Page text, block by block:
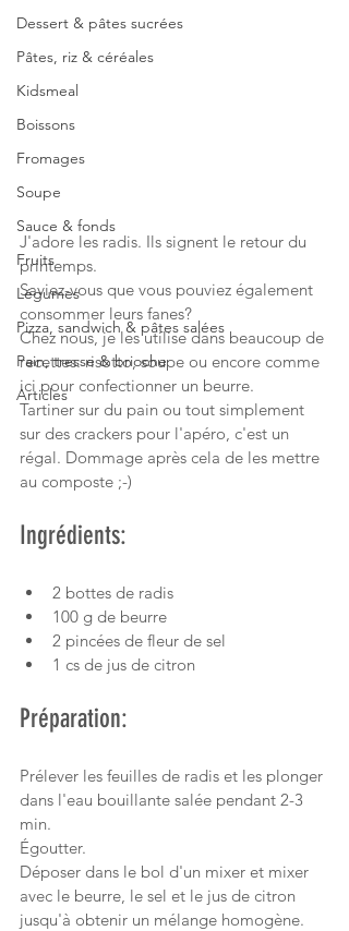
Dessert & pâtes sucrées
Pâtes, riz & céréales
Kidsmeal
Boissons
Fromages
Soupe
Sauce & fonds
Fruits
Légumes
Pizza, sandwich & pâtes salées
Pain, tresse & brioche
Articles
J'adore les radis. Ils signent le retour du
printemps.
Saviez-vous que vous pouviez également
consommer leurs fanes?
Chez nous, je les utilise dans beaucoup de
recettes: risotto, soupe ou encore comme
ici pour confectionner un beurre.
Tartiner sur du pain ou tout simplement
sur des crackers pour l'apéro, c'est un
régal. Dommage après cela de les mettre
au composte ;-)
Ingrédients:
2 bottes de radis
100 g de beurre
2 pincées de fleur de sel
1 cs de jus de citron
Préparation:
Prélever les feuilles de radis et les plonger
dans l'eau bouillante salée pendant 2-3
min.
Égoutter.
Déposer dans le bol d'un mixer et mixer
avec le beurre, le sel et le jus de citron
jusqu'à obtenir un mélange homogène.